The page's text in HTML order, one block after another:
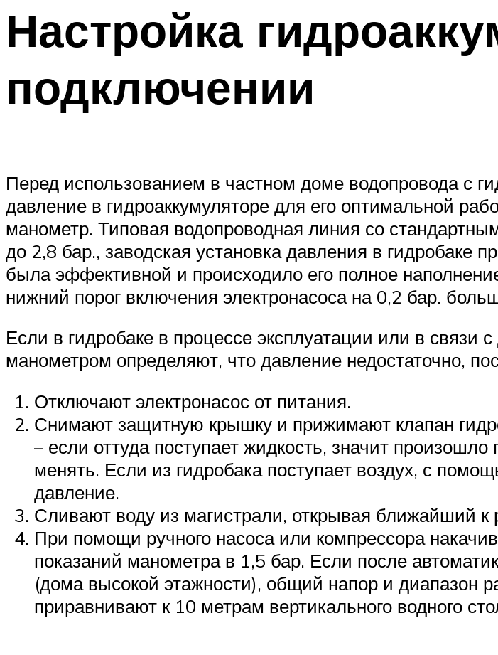
Настройка
подключении
Перед использованием в частном доме водопровода с
давление в гидроаккумуляторе для его оптимальной
манометр. Типовая водопроводная линия со
до 2,8 бар., заводская установка давления в гидробаке
была эффективной и происходило его полное
нижний порог включения электронасоса на 0,2 бар.
Если в гидробаке в процессе эксплуатации или в
манометром определяют, что давление недостаточно,
Отключают электронасос от питания.
Снимают защитную крышку и прижимают клапан
– если оттуда поступает жидкость, значит
менять. Если из гидробака поступает воздух, с
давление.
Сливают воду из магистрали, открывая ближайший к
При помощи ручного насоса или компрессора
показаний манометра в 1,5 бар. Если после
(дома высокой этажности), общий напор и диапазон
приравнивают к 10 метрам вертикального водного